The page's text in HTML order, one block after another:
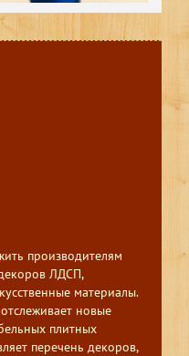
производителям
ЛДСП,
материалы.
новые
плитных
перечень декоров,